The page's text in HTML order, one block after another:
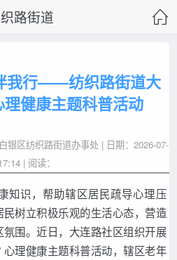
路街道
我行——纺织路街道大
健康主题科普活动
银区纺织路街道办事处 | 日期：2026-07-
| 阅读：
知识，帮助辖区居民疏导心理压
树立积极乐观的生活心态，营造
围。近日，大连路社区组织开展
心理健康主题科普活动，辖区老年